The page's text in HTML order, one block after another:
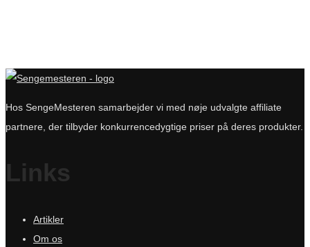
Hos SengeMesteren samarbejder vi med nøje udvalgte affiliate
partnere, der tilbyder konkurrencedygtige priser på deres produkter.
Links
Artikler
Om os